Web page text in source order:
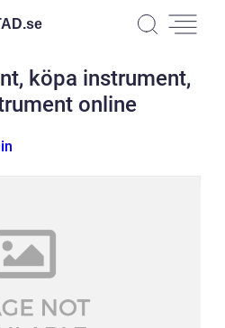
se
köpa instrument,
online